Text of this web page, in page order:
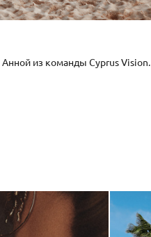
из команды Cyprus Vision.